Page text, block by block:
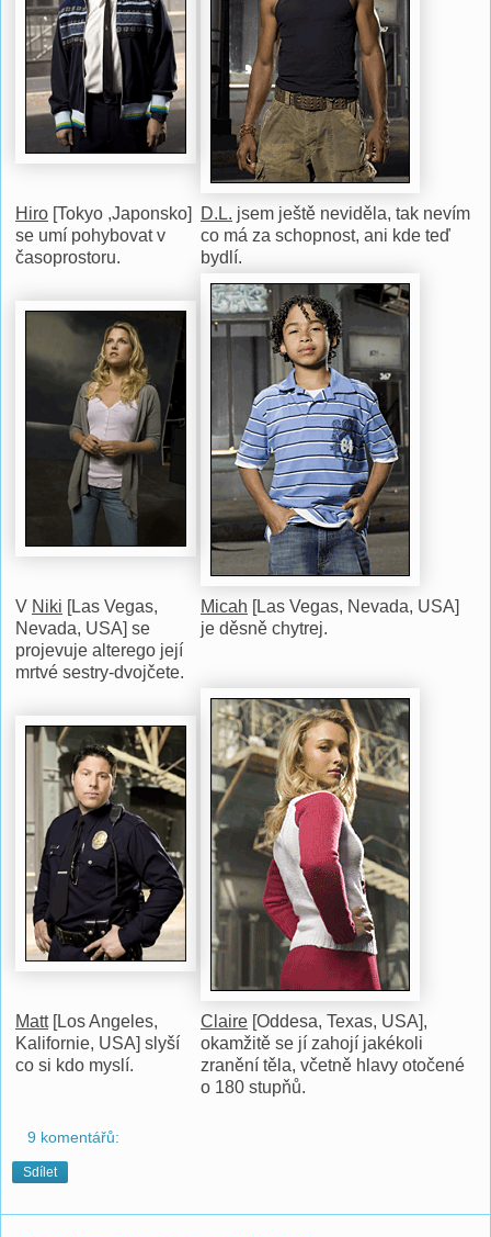
Hiro [Tokyo ,Japonsko]
se umí pohybovat v
časoprostoru.
D.L. jsem ještě neviděla, tak nevím
co má za schopnost, ani kde teď
bydlí.
V Niki [Las Vegas,
Nevada, USA] se
projevuje alterego její
mrtvé sestry-dvojčete.
Micah [Las Vegas, Nevada, USA]
je děsně chytrej.
Matt[Los Angeles,
Kalifornie, USA] slyší
co si kdo myslí.
Claire [Oddesa, Texas, USA],
okamžitě se jí zahojí jakékoli
zranění těla, včetně hlavy otočené
o 180 stupňů.
9 komentářů:
Sdílet